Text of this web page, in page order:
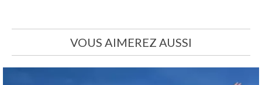
VOUS AIMEREZ AUSSI